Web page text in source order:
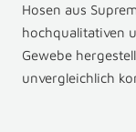
Hosen aus
hochqualitativen
Gewebe
unvergleichlich